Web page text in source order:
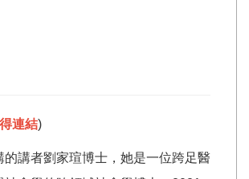
連結)
者劉家瑄博士，她是一位跨足醫